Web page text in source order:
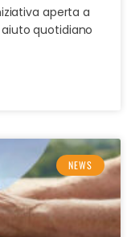
aperta a
quotidiano
NEWS